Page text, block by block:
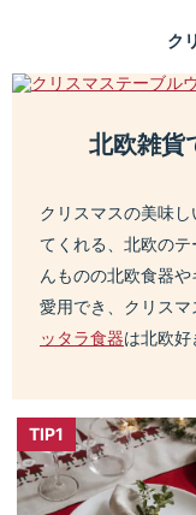
ク
北欧雑貨
クリスマスの美味
てくれる、北欧の
んものの北欧食器
愛用でき、クリスマ
ッタラ食器は北欧好
TIP1